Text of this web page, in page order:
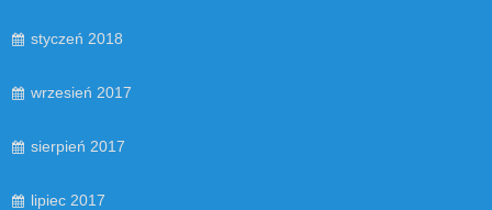
styczeń 2018
wrzesień 2017
sierpień 2017
lipiec 2017